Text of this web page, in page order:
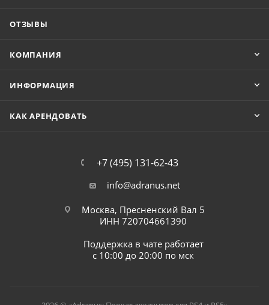
ОТЗЫВЫ
КОМПАНИЯ
ИНФОРМАЦИЯ
КАК АРЕНДОВАТЬ
+7 (495) 131-62-43
info@adranus.net
Москва, Пресненский Вал 5
ИНН 720704661390
Поддержка в чате работает
с 10:00 до 20:00 по мск